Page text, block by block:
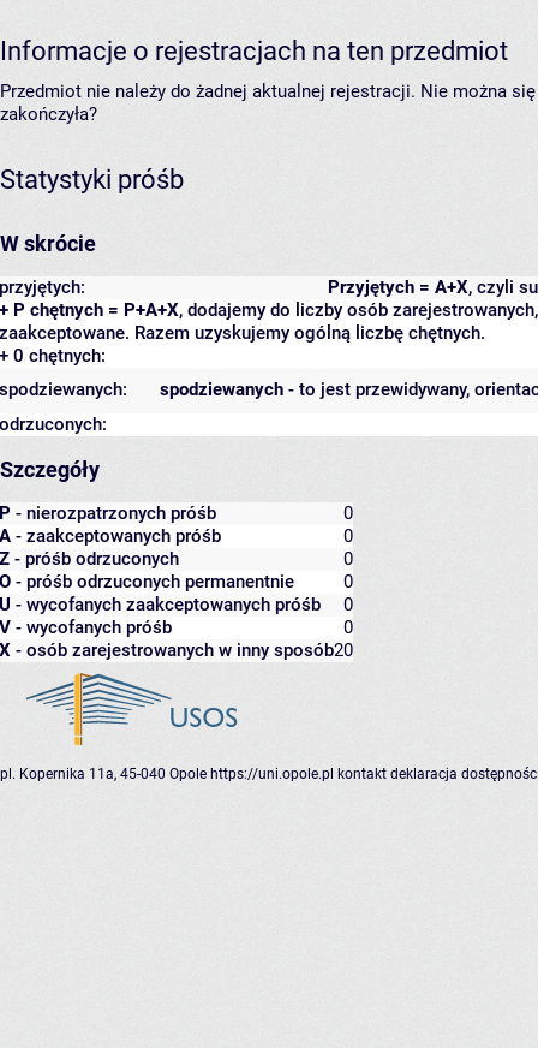
Informacje o rejestracjach na ten przedmiot
Przedmiot nie należy do żadnej aktualnej rejestracji. Nie można
zakończyła?
Statystyki próśb
W skrócie
Przyjętych = A+X, czyli
przyjętych:
+ P chętnych = P+A+X, dodajemy do liczby osób
zaakceptowane. Razem uzyskujemy ogólną liczbę chętnych.
+ 0 chętnych:
spodziewanych - to jest przewidywany,
spodziewanych:
odrzuconych:
Szczegóły
P - nierozpatrzonych próśb
0
A - zaakceptowanych próśb
0
Z - próśb odrzuconych
0
O - próśb odrzuconych permanentnie
0
U - wycofanych zaakceptowanych próśb
0
V - wycofanych próśb
0
X - osób zarejestrowanych w inny sposób20
pl. Kopernika 11a, 45-040 Opole https://uni.opole.pl kontakt deklaracja